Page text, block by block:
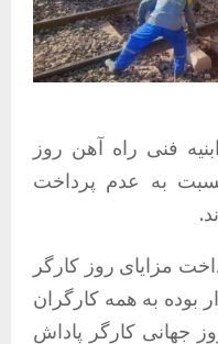
فنی راه آهن روز
ماه نسبت به عدم پرداخت
مزایای روز کارگر
بوده به همه کارگران
جهانی کارگر پاداش